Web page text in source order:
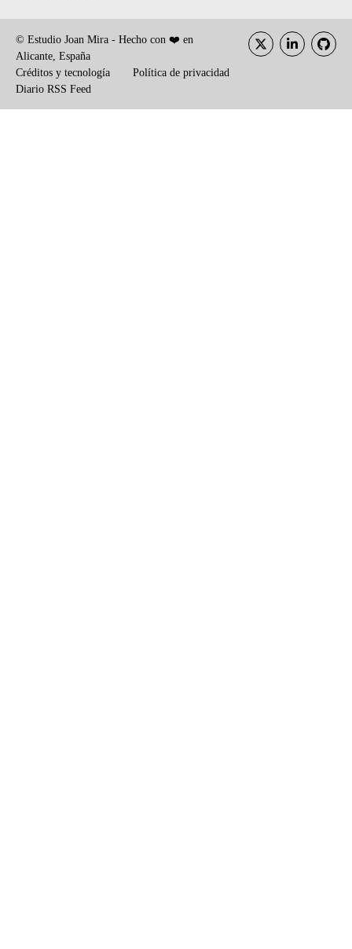
© Estudio Joan Mira - Hecho con ❤️ en
Alicante, España
Créditos y tecnología
Política de privacidad
Diario RSS Feed